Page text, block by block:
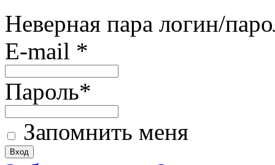
Неверная пара логин/
E-mail *
Пароль*
Запомнить меня